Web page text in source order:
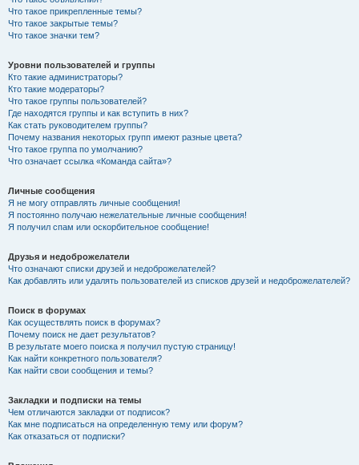
Что такое прикрепленные темы?
Что такое закрытые темы?
Что такое значки тем?
Уровни пользователей и группы
Кто такие администраторы?
Кто такие модераторы?
Что такое группы пользователей?
Где находятся группы и как вступить в них?
Как стать руководителем группы?
Почему названия некоторых групп имеют разные цвета?
Что такое группа по умолчанию?
Что означает ссылка «Команда сайта»?
Личные сообщения
Я не могу отправлять личные сообщения!
Я постоянно получаю нежелательные личные сообщения!
Я получил спам или оскорбительное сообщение!
Друзья и недоброжелатели
Что означают списки друзей и недоброжелателей?
Как добавлять или удалять пользователей из списков друзей и недоброжелателей?
Поиск в форумах
Как осуществлять поиск в форумах?
Почему поиск не дает результатов?
В результате моего поиска я получил пустую страницу!
Как найти конкретного пользователя?
Как найти свои сообщения и темы?
Закладки и подписки на темы
Чем отличаются закладки от подписок?
Как мне подписаться на определенную тему или форум?
Как отказаться от подписки?